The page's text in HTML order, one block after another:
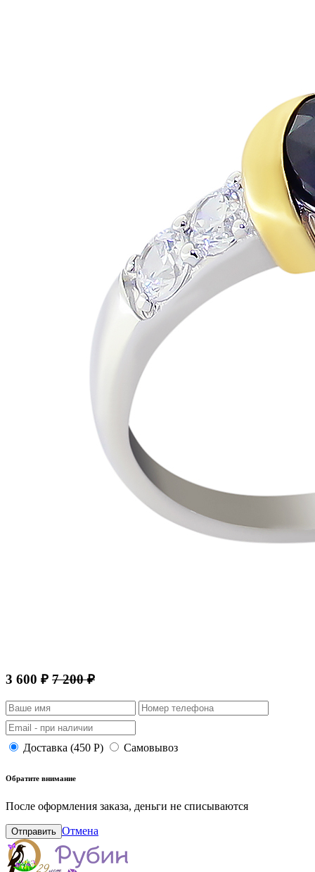
3 600 ₽ 7 200 ₽
Доставка (450 Р) Самовывоз
Обратите внимание
После оформления заказа, деньги не списываются
Отправить Отмена